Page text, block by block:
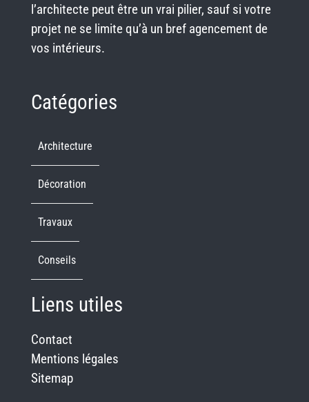
l’architecte peut être un vrai pilier, sauf si votre
projet ne se limite qu’à un bref agencement de
vos intérieurs.
Catégories
Architecture
Décoration
Travaux
Conseils
Liens utiles
Contact
Mentions légales
Sitemap